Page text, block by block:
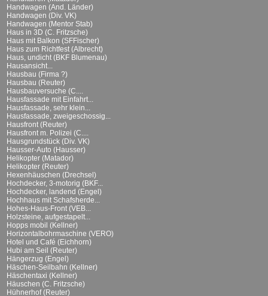
Handwagen (And. Länder)
Handwagen (Div. VK)
Handwagen (Mentor Stab)
Haus in 3D (C. Fritzsche)
Haus mit Balkon (SFFischer)
Haus zum Richtfest (Albrecht)
Haus, undicht (BKF Blumenau)
Hausansicht...
Hausbau (Firma ?)
Hausbau (Reuter)
Hausbauversuche (C....
Hausfassade mit Einfahrt...
Hausfassade, sehr klein...
Hausfassade, zweigeschossig...
Hausfront (Reuter)
Hausfront m. Polizei (C....
Hausgrundstück (Div. VK)
Hausser-Auto (Hausser)
Helikopter (Matador)
Helikopter (Reuter)
Hexenhäuschen (Drechsel)
Hochdecker, 3-motorig (BKF...
Hochdecker, landend (Engel)
Hochhaus mit Schafsherde...
Hohes-Haus-Front (VEB...
Holzsteine, aufgestapelt...
Hopps mobil (Kellner)
Horizontalbohrmaschine (VERO)
Hotel und Café (Eichhorn)
Hubi am Seil (Reuter)
Hängerzug (Engel)
Häschen-Seilbahn (Kellner)
Häschentaxi (Kellner)
Häuschen (C. Fritzsche)
Hühnerhof (Reuter)